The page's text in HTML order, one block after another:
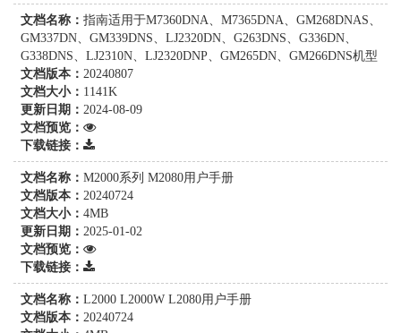
文档名称： 指南适用于M7360DNA、M7365DNA、GM268DNAS、
GM337DN、GM339DNS、LJ2320DN、G263DNS、G336DN、
G338DNS、LJ2310N、LJ2320DNP、GM265DN、GM266DNS机型
文档版本： 20240807
文档大小： 1141K
更新日期： 2024-08-09
文档预览：
下载链接：
文档名称： M2000系列 M2080用户手册
文档版本： 20240724
文档大小： 4MB
更新日期： 2025-01-02
文档预览：
下载链接：
文档名称： L2000 L2000W L2080用户手册
文档版本： 20240724